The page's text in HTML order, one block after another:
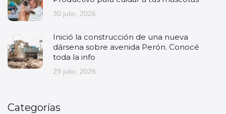
30 julio, 2026
Inició la construcción de una nueva
dársena sobre avenida Perón. Conocé
toda la info
29 julio, 2026
Categorías